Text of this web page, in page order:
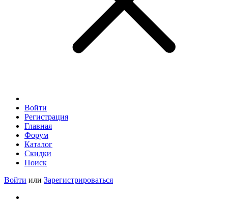
Войти
Регистрация
Главная
Форум
Каталог
Скидки
Поиск
Войти или Зарегистрироваться